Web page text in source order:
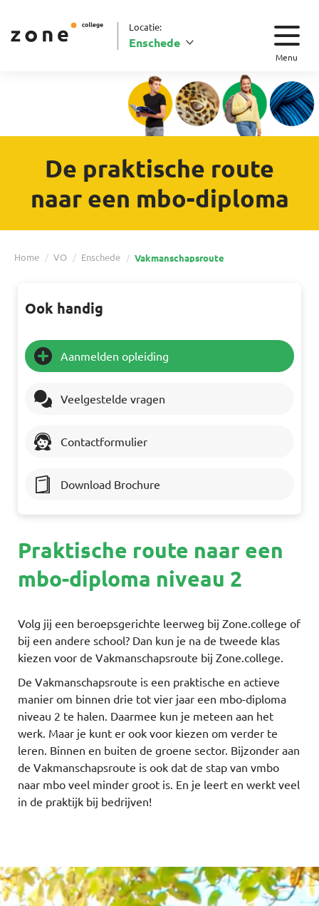
Locatie:
Enschede
Menu
De praktische route
naar een mbo-diploma
Home VO Enschede Vakmanschapsroute
Praktische route naar een
mbo-diploma niveau 2
Volg jij een beroepsgerichte leerweg bij Zone.college of
bij een andere school? Dan kun je na de tweede klas
kiezen voor de Vakmanschapsroute bij Zone.college.
De Vakmanschapsroute is een praktische en actieve
manier om binnen drie tot vier jaar een mbo-diploma
niveau 2 te halen. Daarmee kun je meteen aan het
werk. Maar je kunt er ook voor kiezen om verder te
leren. Binnen en buiten de groene sector. Bijzonder aan
de Vakmanschapsroute is ook dat de stap van vmbo
naar mbo veel minder groot is. En je leert en werkt veel
in de praktijk bij bedrijven!
Ook handig
Aanmelden opleiding
Veelgestelde vragen
Contactformulier
Download Brochure